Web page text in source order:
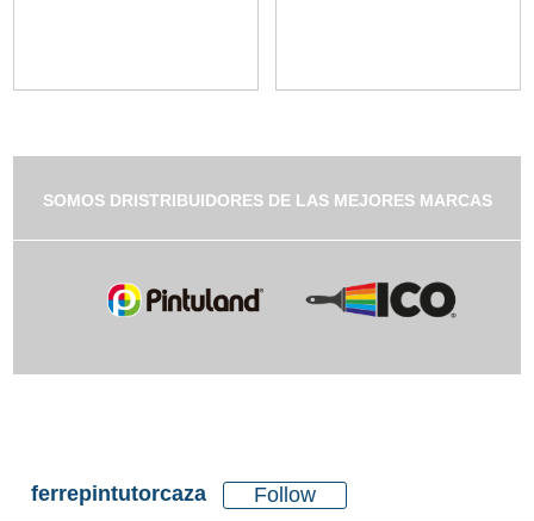
SOMOS DRISTRIBUIDORES DE LAS MEJORES MARCAS
ferrepintutorcaza Follow